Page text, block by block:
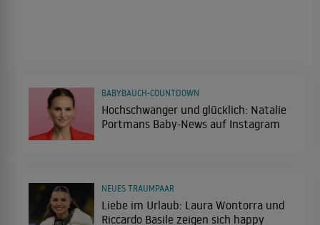
Hochschwanger und glücklich: Natalie
Portmans Baby-News auf Instagram
BABYBAUCH-COUNTDOWN
Liebe im Urlaub: Laura Wontorra und
Riccardo Basile zeigen sich happy
NEUES TRAUMPAAR